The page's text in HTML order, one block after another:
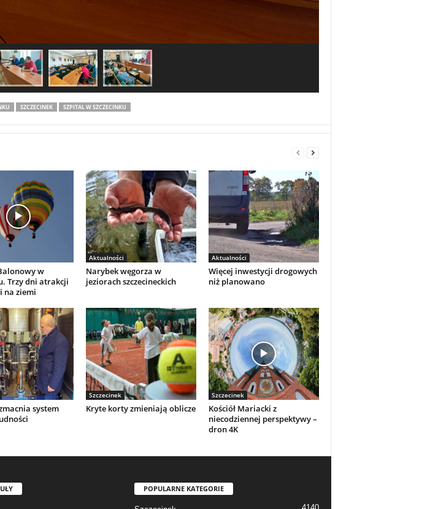
SZCZECINEK SZPITAL W SZCZECINKU
w
Trzy dni atrakcji
na ziemi
Aktualności
Narybek węgorza w
jeziorach szczecineckich
Aktualności
Więcej inwestycji drogowych
niż planowano
system
Szczecinek
Kryte korty zmieniają oblicze
Szczecinek
Kościół Mariacki z
niecodziennej perspektywy –
dron 4K
POPULARNE KATEGORIE